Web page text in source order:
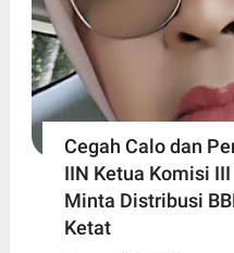
Cegah Calo dan
IIN Ketua Komisi
Minta Distribusi
Ketat